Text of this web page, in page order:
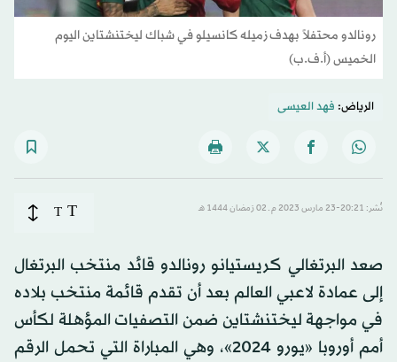
رونالدو محتفلاً بهدف زميله كانسيلو في شباك ليختنشتاين اليوم
الخميس (أ.ف.ب)
الرياض: فهد العيسى
نُشر: 20:21-23 مارس 2023 م ـ 02 رَمضان 1444 هـ T
T
صعد البرتغالي كريستيانو رونالدو قائد منتخب البرتغال
إلى عمادة لاعبي العالم بعد أن تقدم قائمة منتخب بلاده
في مواجهة ليختنشتاين ضمن التصفيات المؤهلة لكأس
أمم أوروبا «يورو 2024»، وهي المباراة التي تحمل الرقم